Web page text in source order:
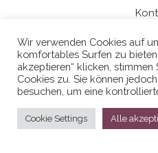
Stolz präsentiert von
Wir verwenden Cookies auf
komfortables Surfen zu
akzeptieren“ klicken, stimmen
Cookies zu. Sie können
besuchen, um eine
Cookie Settings Alle